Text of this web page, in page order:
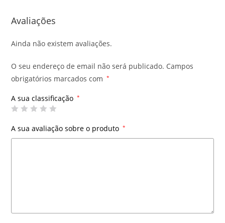
Avaliações
Ainda não existem avaliações.
O seu endereço de email não será publicado. Campos
obrigatórios marcados com
*
A sua classificação *
A sua avaliação sobre o produto *